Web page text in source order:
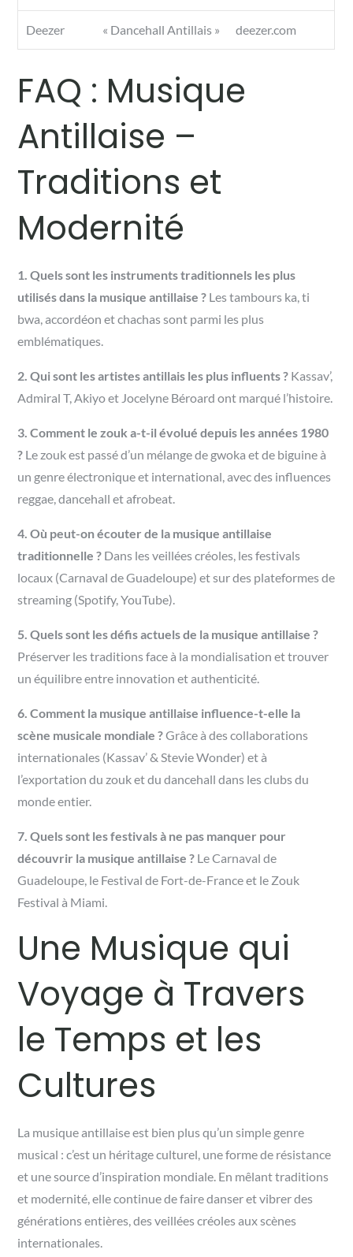
Deezer « Dancehall Antillais » deezer.com
FAQ : Musique
Antillaise –
Traditions et
Modernité
1. Quels sont les instruments traditionnels les plus
utilisés dans la musique antillaise ? Les tambours ka, ti
bwa, accordéon et chachas sont parmi les plus
emblématiques.
2. Qui sont les artistes antillais les plus influents ? Kassav’,
Admiral T, Akiyo et Jocelyne Béroard ont marqué l’histoire.
3. Comment le zouk a-t-il évolué depuis les années 1980
? Le zouk est passé d’un mélange de gwoka et de biguine à
un genre électronique et international, avec des influences
reggae, dancehall et afrobeat.
4. Où peut-on écouter de la musique antillaise
traditionnelle ? Dans les veillées créoles, les festivals
locaux (Carnaval de Guadeloupe) et sur des plateformes de
streaming (Spotify, YouTube).
5. Quels sont les défis actuels de la musique antillaise ?
Préserver les traditions face à la mondialisation et trouver
un équilibre entre innovation et authenticité.
6. Comment la musique antillaise influence-t-elle la
scène musicale mondiale ?Grâce à des collaborations
internationales (Kassav’ & Stevie Wonder) et à
l’exportation du zouk et du dancehall dans les clubs du
monde entier.
7. Quels sont les festivals à ne pas manquer pour
découvrir la musique antillaise ? Le Carnaval de
Guadeloupe, le Festival de Fort-de-France et le Zouk
Festival à Miami.
Une Musique qui
Voyage à Travers
le Temps et les
Cultures
La musique antillaise est bien plus qu’un simple genre
musical : c’est un héritage culturel, une forme de résistance
et une source d’inspiration mondiale. En mêlant traditions
et modernité, elle continue de faire danser et vibrer des
générations entières, des veillées créoles aux scènes
internationales.